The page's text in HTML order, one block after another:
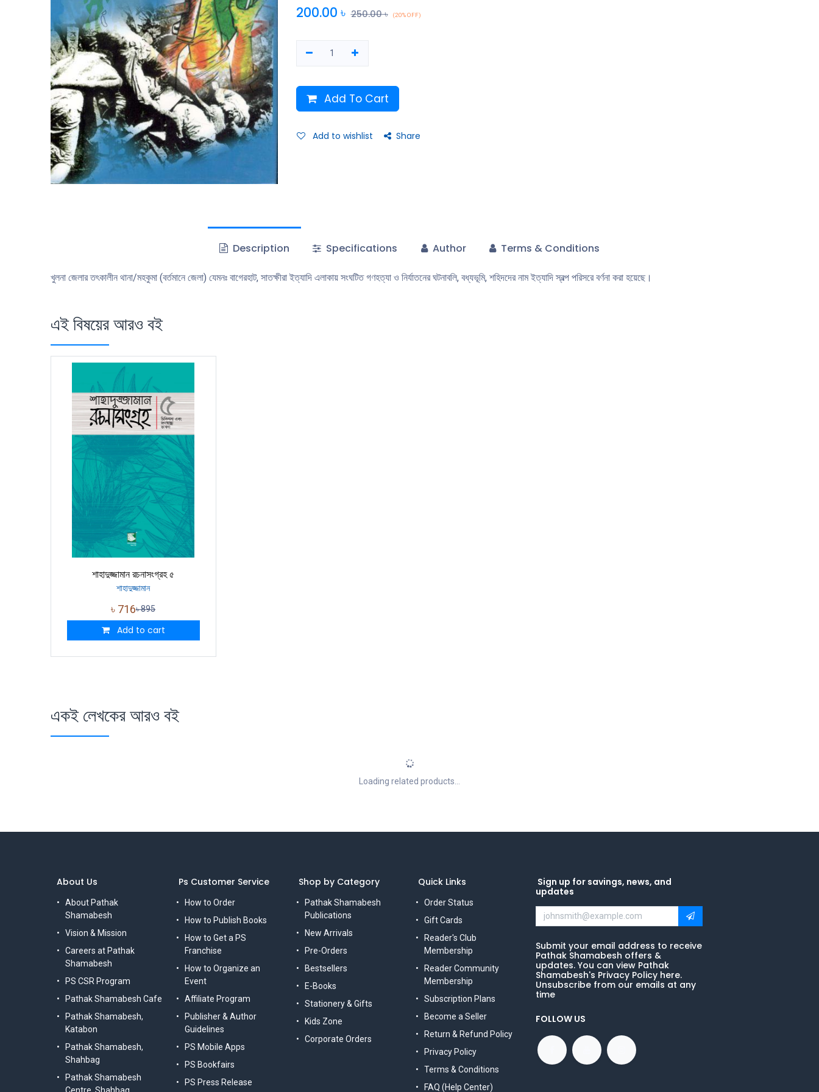
200.00 ৳ 250.00৳ (20% OFF)
Add To Cart
Add to wishlist Share
Description Specifications Author Terms & Conditions
খুলনা জেলার তৎকালীন থানা/মহকুমা (বর্তমানে জেলা) যেমনঃ বাগেরহাট, সাতক্ষীরা ইত্যাদি এলাকায় সংঘটিত গণহত্যা ও নির্যাতনের ঘটনাবলি, বধ্যভূমি, শহিদদের নাম ইত্যাদি স্বল্প পরিসরে বর্ণনা করা হয়েছে।
এই বিষয়ের আরও বই
শাহাদুজ্জামান রচনাসংগ্রহ ৫
শাহাদুজ্জামান
৳ 716৳895
Add to cart
একই লেখকের আরও বই
Loading related products...
Ps Customer Service
How to Order
How to Publish Books
How to Get a PS
Franchise
How to Organize an
Event
Affiliate Program
Publisher & Author
Guidelines
PS Mobile Apps
PS Bookfairs
PS Press Release
Shop by Category
Pathak Shamabesh
Publications
New Arrivals
Pre-Orders
Bestsellers
E-Books
Stationery & Gifts
Kids Zone
Corporate Orders
Quick Links
Order Status
Gift Cards
Reader's Club
Membership
Reader Community
Membership
Subscription Plans
Become a Seller
Return & Refund Policy
Privacy Policy
Terms & Conditions
FAQ (Help Center)
Sign up for savings, news, and
updates
Submit your email address to receive
Pathak Shamabesh offers &
updates. You can view Pathak
Shamabesh's Privacy Policy here.
Unsubscribe from our emails at any
time
FOLLOW US
About Us
About Pathak
Shamabesh
Vision & Mission
Careers at Pathak
Shamabesh
PS CSR Program
Pathak Shamabesh Cafe
Pathak Shamabesh,
Katabon
Pathak Shamabesh,
Shahbag
Pathak Shamabesh